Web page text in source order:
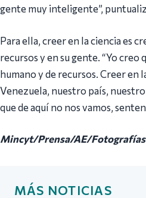
gente muy inteligente”,
Para ella, creer en la ciencia es
recursos y en su gente. “Yo
humano y de recursos. Creer en
Venezuela, nuestro país,
que de aquí no nos vamos,
Mincyt/Prensa/AE/
MÁS NOTICIAS